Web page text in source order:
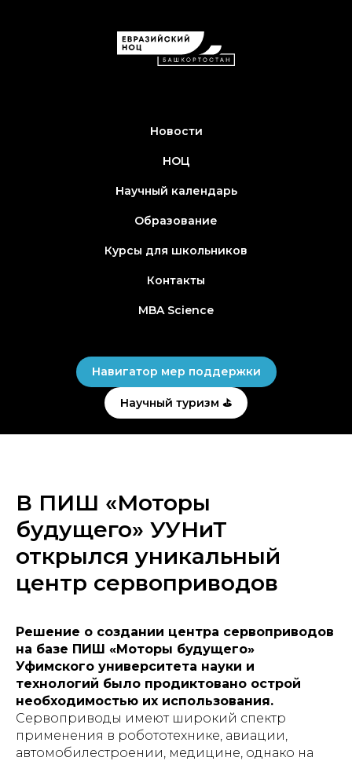
Новости
НОЦ
Научный календарь
Образование
Курсы для школьников
Контакты
MBA Science
Навигатор мер поддержки
Научный туризм ⛳
В ПИШ «Моторы
будущего» УУНиТ
открылся уникальный
центр сервоприводов
Решение о создании центра сервоприводов
на базе ПИШ «Моторы будущего»
Уфимского университета науки и
технологий было продиктовано острой
необходимостью их использования.
Сервоприводы имеют широкий спектр
применения в робототехнике, авиации,
автомобилестроении, медицине, однако на